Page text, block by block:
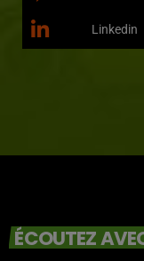
Linkedin
ÉCOUTEZ